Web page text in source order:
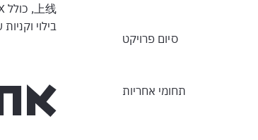
בילוי
סיום פרויקט
תחומי אחריות